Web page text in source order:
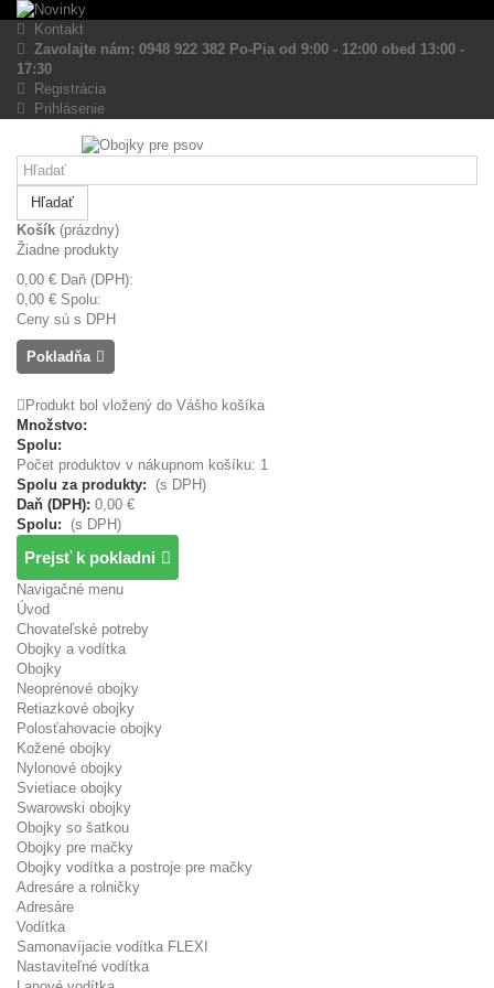
Kontakt
Zavolajte nám: 0948 922 382 Po-Pia od 9:00 - 12:00 obed 13:00 -
17:30
Registrácia
Prihlásenie
Hľadať
Košík (prázdny)
Žiadne produkty
0,00 € Daň (DPH):
0,00 € Spolu:
Ceny sú s DPH
Pokladňa
Produkt bol vložený do Vášho košíka
Množstvo:
Spolu:
Počet produktov v nákupnom košíku: 1
Spolu za produkty:
(s DPH)
Daň (DPH): 0,00 €
Spolu:
(s DPH)
Prejsť k pokladni
Navigačné menu
Úvod
Chovateľské potreby
Obojky a vodítka
Obojky
Neoprénové obojky
Retiazkové obojky
Polosťahovacie obojky
Kožené obojky
Nylonové obojky
Svietiace obojky
Swarowski obojky
Obojky so šatkou
Obojky pre mačky
Obojky vodítka a postroje pre mačky
Adresáre a rolničky
Adresáre
Vodítka
Samonavíjacie vodítka FLEXI
Nastaviteľné vodítka